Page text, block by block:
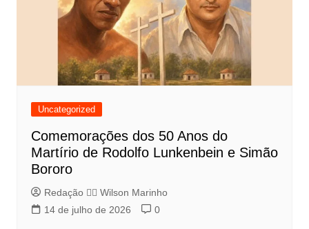
Uncategorized
Comemorações dos 50 Anos do
Martírio de Rodolfo Lunkenbein e Simão
Bororo
Redação 👨‍⚖️​ Wilson Marinho
14 de julho de 2026
0